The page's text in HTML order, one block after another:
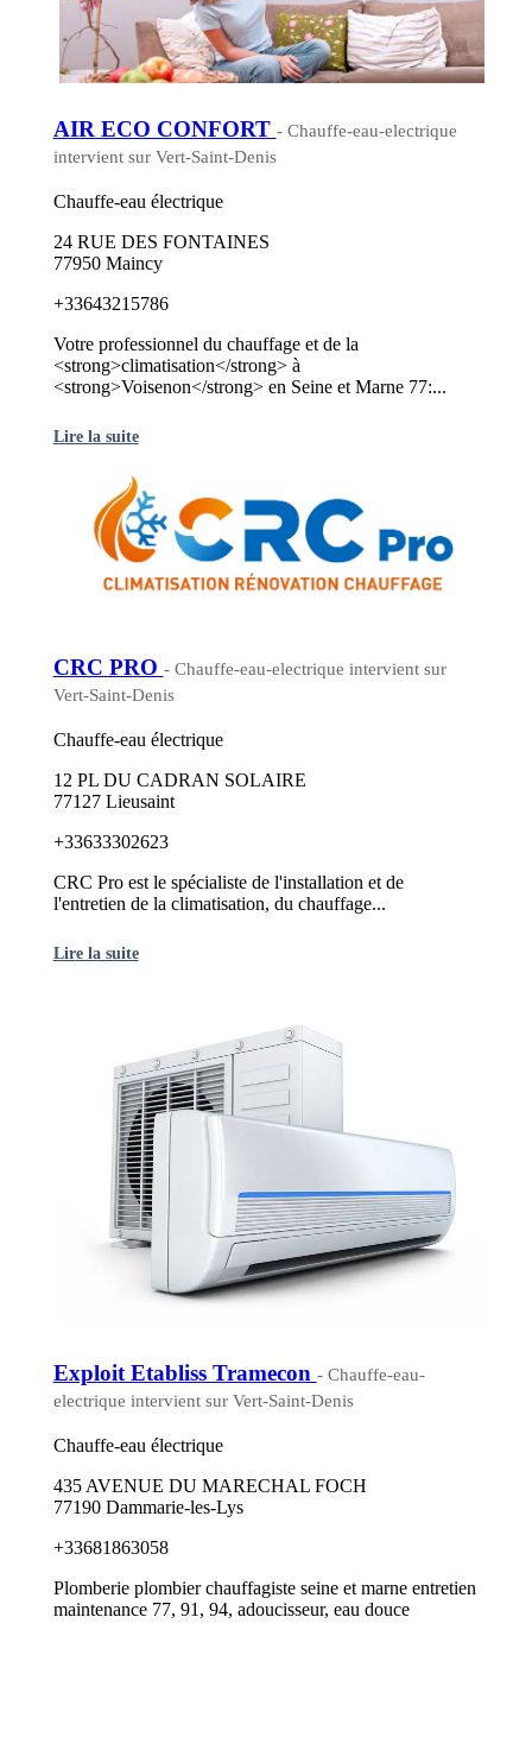
AIR ECO CONFORT - Chauffe-eau-electrique
intervient sur Vert-Saint-Denis
Chauffe-eau électrique
24 RUE DES FONTAINES
77950 Maincy
+33643215786
Votre professionnel du chauffage et de la
<strong>climatisation</strong> à
<strong>Voisenon</strong> en Seine et Marne 77:...
Lire la suite
CRC PRO - Chauffe-eau-electrique intervient sur
Vert-Saint-Denis
Chauffe-eau électrique
12 PL DU CADRAN SOLAIRE
77127 Lieusaint
+33633302623
CRC Pro est le spécialiste de l'installation et de
l'entretien de la climatisation, du chauffage...
Lire la suite
Exploit Etabliss Tramecon - Chauffe-eau-
electrique intervient sur Vert-Saint-Denis
Chauffe-eau électrique
435 AVENUE DU MARECHAL FOCH
77190 Dammarie-les-Lys
+33681863058
Plomberie plombier chauffagiste seine et marne entretien
maintenance 77, 91, 94, adoucisseur, eau douce